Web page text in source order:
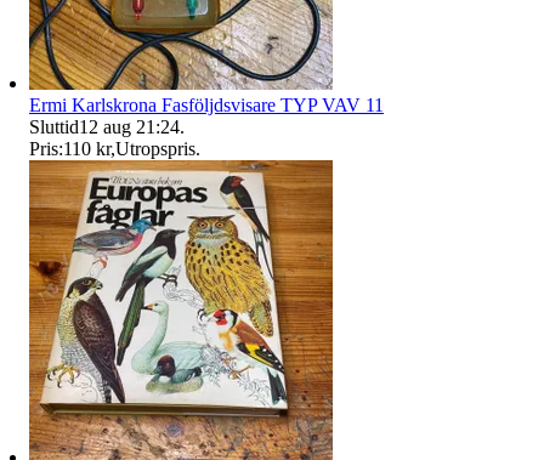
Ermi Karlskrona Fasföljdsvisare TYP VAV 11
Sluttid12 aug 21:24.
Pris:110 kr,Utropspris.